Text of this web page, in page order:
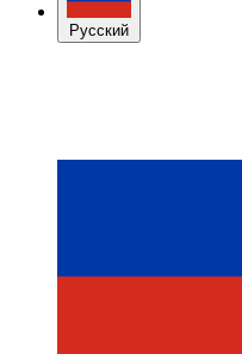
Русский